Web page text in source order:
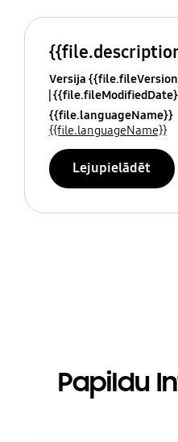
Versija
{{file.languageName}}
{{file.languageName}}
Lejupielādēt
Papildu